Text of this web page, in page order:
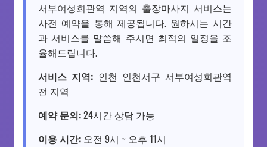
서부여성회관역 지역의 출장마사지 서비스는
사전 예약을 통해 제공됩니다. 원하시는 시간
과 서비스를 말씀해 주시면 최적의 일정을 조
율해드립니다.
서비스 지역: 인천 인천서구 서부여성회관역
전 지역
예약 문의:24시간 상담 가능
이용 시간: 오전 9시 ~ 오후 11시